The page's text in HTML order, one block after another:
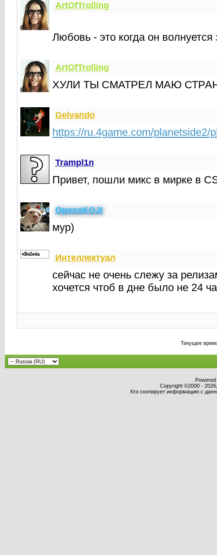
ArtOfTrolling
Любовь - это когда он
ArtOfTrolling
ХУЛИ ТЫ СМАТРЕЛ МАЮ
Gelvando
https://ru.4game.com/planetside2/
Trampl1n
Привет, пошли микс в мирке в
OpexoKOJI
мур)
Интеллектуал
сейчас не очень слежу за
хочется чтоб в дне было не 24
Текущее
Copyright ©2000 -
Кто скопирует информацию с